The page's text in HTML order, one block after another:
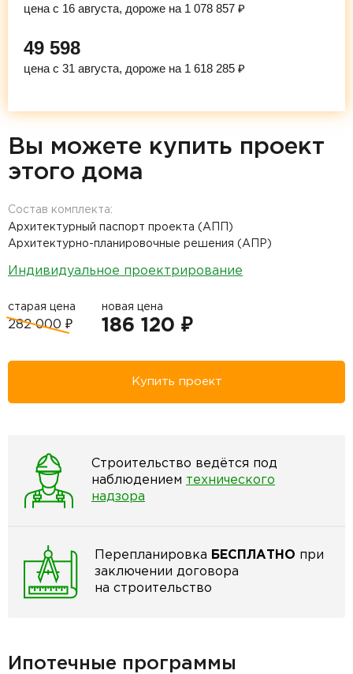
цена с 16 августа, дороже на 1 078 857 ₽
49 598
цена с 31 августа, дороже на 1 618 285 ₽
Вы можете купить проект
этого дома
Состав комплекта:
Архитектурный паспорт проекта (АПП)
Архитектурно-планировочные решения (АПР)
Индивидуальное проектрирование
старая цена
282 000 ₽
новая цена
186 120 ₽
Купить проект
Строительство ведётся под
наблюдением технического
надзора
Перепланировка БЕСПЛАТНО при
заключении договора
на строительство
Ипотечные программы